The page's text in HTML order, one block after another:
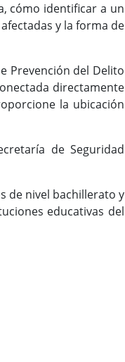
cómo identificar a un
y la forma de
Prevención del Delito
directamente
la ubicación
de Seguridad
de nivel bachillerato y
educativas del